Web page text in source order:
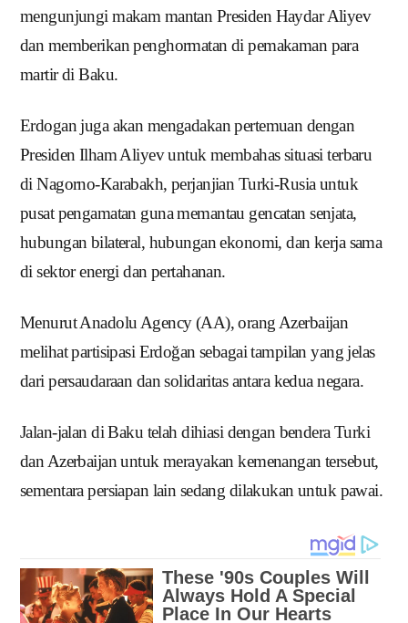
mengunjungi makam mantan Presiden Haydar Aliyev
dan memberikan penghormatan di pemakaman para
martir di Baku.
Erdogan juga akan mengadakan pertemuan dengan
Presiden Ilham Aliyev untuk membahas situasi terbaru
di Nagorno-Karabakh, perjanjian Turki-Rusia untuk
pusat pengamatan guna memantau gencatan senjata,
hubungan bilateral, hubungan ekonomi, dan kerja sama
di sektor energi dan pertahanan.
Menurut Anadolu Agency (AA), orang Azerbaijan
melihat partisipasi Erdoğan sebagai tampilan yang jelas
dari persaudaraan dan solidaritas antara kedua negara.
Jalan-jalan di Baku telah dihiasi dengan bendera Turki
dan Azerbaijan untuk merayakan kemenangan tersebut,
sementara persiapan lain sedang dilakukan untuk pawai.